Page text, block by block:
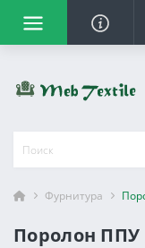
Фурнитура
Поролон ППУ